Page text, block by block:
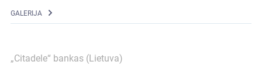
GALERIJA
„Citadele“ bankas (Lietuva)